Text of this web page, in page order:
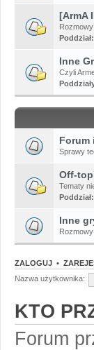
[ArmA
Poddział:
Inne
Czyli
Forum
Sprawy
Off-
Tematy
Poddział:
Inne
ZALOGUJ •
Nazwa użytkownika:
KTO
Forum